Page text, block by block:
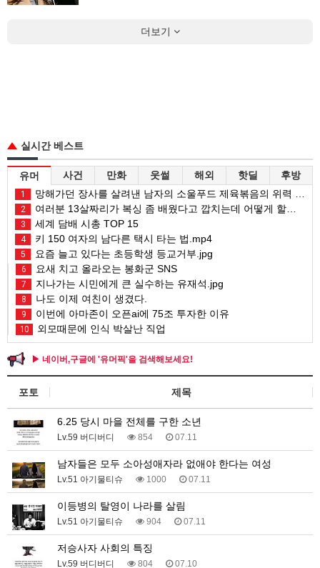
더보기
실시간 베스트
유머 사건 만화 웃썰 해외 핫딜 후방
1 망해가던 장사를 살려낸 남자의 소울푸드 제육볶음의 위력 ㅋㅋ
2 여러분 13살짜리가 복싱 좀 배웠다고 깝치는데 어떻게 할까요?
3 세계 담배 시총 TOP 15
4 키 150 여자의 남다른 택시 타는 법.mp4
5 요즘 늘고 있다는 초등학생 등교거부.jpg
6 요새 치고 올라오는 봉화군 SNS
7 지나가는 시민에게 큰 실수하는 유재석.jpg
8 나도 이제 여친이 생겼다.
9 이번에 아마존이 오픈ai에 75조 투자한 이유
10 외모때문에 인식 박살난 직업
▶ 네이버,구글에 '유머픽'을 검색해보세요!
포토 제목
6.25 당시 마을 전체를 구한 소년
Lv.59 버디버디 854 07.11
남자들은 모두 소아성애자라 없애야 한다는 여성
Lv.51 아기물티슈 1000 07.11
이등병의 탈영이 나라를 살림
Lv.51 아기물티슈 904 07.11
저승사자 사회의 특징
Lv.59 버디버디 804 07.10